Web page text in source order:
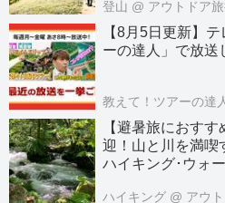
登山 @ アウトドア
【8月5日更新】
ーの達人」で放送
教えて！ツアーの達
【避暑旅におす
迎！山と川を満喫
ハイキング･ウォ
ハイキング @ アウ